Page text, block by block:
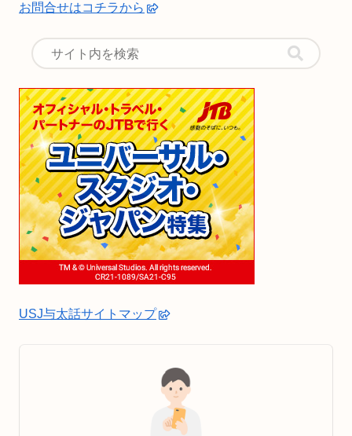
お問合せはコチラから
USJ与太話サイトマップ